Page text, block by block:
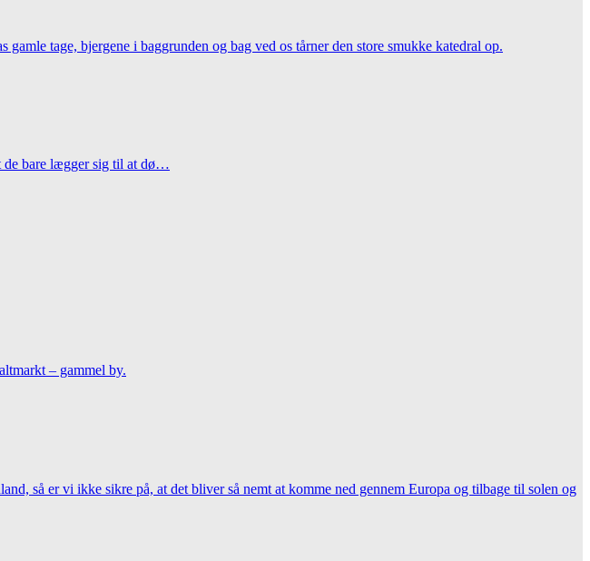
tage, bjergene i baggrunden og bag ved os tårner den store smukke katedral op.
de bare lægger sig til at dø…
– gammel by.
så er vi ikke sikre på, at det bliver så nemt at komme ned gennem Europa og tilbage til solen og